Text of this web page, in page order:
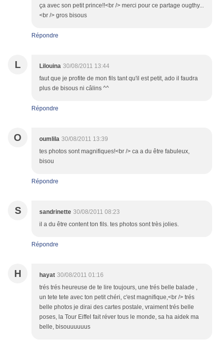
ça avec son petit prince!!<br /> merci pour ce partage ougthy...
<br /> gros bisous
Répondre
L Lilouina 30/08/2011 13:44
faut que je profite de mon fils tant qu'il est petit, ado il faudra
plus de bisous ni câlins ^^
Répondre
O oumlila 30/08/2011 13:39
tes photos sont magnifiques!<br /> ca a du être fabuleux,
bisou
Répondre
S sandrinette 30/08/2011 08:23
il a du être content ton fils. tes photos sont très jolies.
Répondre
H hayat 30/08/2011 01:16
trés trés heureuse de te lire toujours, une trés belle balade ,
un tete tete avec ton petit chéri, c'est magnifique,<br /> trés
belle photos je dirai des cartes postale, vraiment trés belle
poses, la Tour Eiffel fait réver tous le monde, sa ha aidek ma
belle, bisouuuuuus